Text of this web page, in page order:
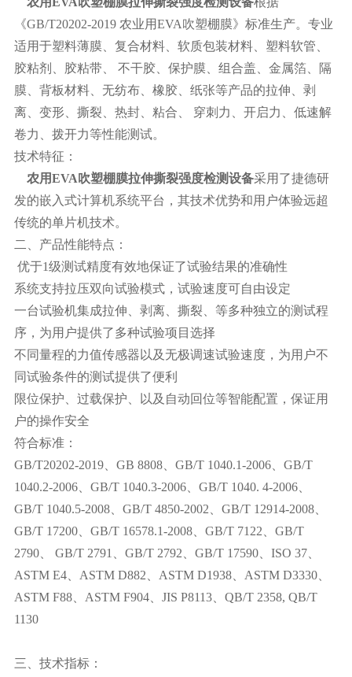
《GB/T20202-2019 农业用EVA吹塑棚膜》标准生产。专业
适用于塑料薄膜、复合材料、软质包装材料、塑料软管、
胶粘剂、胶粘带、 不干胶、保护膜、组合盖、金属箔、隔
膜、背板材料、无纺布、橡胶、纸张等产品的拉伸、剥
离、变形、撕裂、热封、粘合、 穿刺力、开启力、低速解
卷力、拨开力等性能测试。
技术特征：
农用EVA吹塑棚膜拉伸撕裂强度检测设备采用了捷德研
发的嵌入式计算机系统平台，其技术优势和用户体验远超
传统的单片机技术。
二、产品性能特点：
优于1级测试精度有效地保证了试验结果的准确性
系统支持拉压双向试验模式，试验速度可自由设定
一台试验机集成拉伸、剥离、撕裂、等多种独立的测试程
序，为用户提供了多种试验项目选择
不同量程的力值传感器以及无极调速试验速度，为用户不
同试验条件的测试提供了便利
限位保护、过载保护、以及自动回位等智能配置，保证用
户的操作安全
符合标准：
GB/T20202-2019、GB 8808、GB/T 1040.1-2006、GB/T
1040.2-2006、GB/T 1040.3-2006、GB/T 1040. 4-2006、
GB/T 1040.5-2008、GB/T 4850-2002、GB/T 12914-2008、
GB/T 17200、GB/T 16578.1-2008、GB/T 7122、GB/T
2790、 GB/T 2791、GB/T 2792、GB/T 17590、ISO 37、
ASTM E4、ASTM D882、ASTM D1938、ASTM D3330、
ASTM F88、ASTM F904、JIS P8113、QB/T 2358, QB/T
1130
三、技术指标：